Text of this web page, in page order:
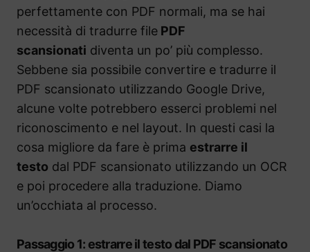
perfettamente con PDF normali, ma se hai
necessità di tradurre file PDF
scansionati diventa un po’ più complesso.
Sebbene sia possibile convertire e tradurre il
PDF scansionato utilizzando Google Drive,
alcune volte potrebbero esserci problemi nel
riconoscimento e nel layout. In questi casi la
cosa migliore da fare è prima estrarre il
testo dal PDF scansionato utilizzando un OCR
e poi procedere alla traduzione. Diamo
un’occhiata al processo.
Passaggio 1: estrarre il testo dal PDF scansionato